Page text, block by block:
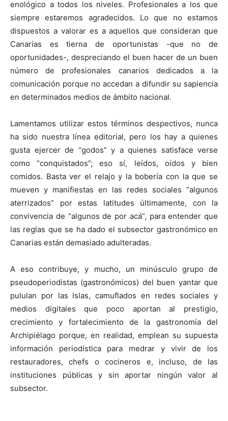
enológico a todos los niveles. Profesionales a los que
siempre estaremos agradecidos. Lo que no estamos
dispuestos a valorar es a aquellos que consideran que
Canarias es tierna de oportunistas -que no de
oportunidades-, despreciando el buen hacer de un buen
número de profesionales canarios dedicados a la
comunicación porque no accedan a difundir su sapiencia
en determinados medios de ámbito nacional.
Lamentamos utilizar estos términos despectivos, nunca
ha sido nuestra línea editorial, pero los hay a quienes
gusta ejercer de “godos” y a quienes satisface verse
como “conquistados”; eso sí, leídos, oídos y bien
comidos. Basta ver el relajo y la bobería con la que se
mueven y manifiestas en las redes sociales “algunos
aterrizados” por estas latitudes últimamente, con la
convivencia de “algunos de por acá”, para entender que
las reglas que se ha dado el subsector gastronómico en
Canarias están demasiado adulteradas.
A eso contribuye, y mucho, un minúsculo grupo de
pseudoperiodistas (gastronómicos) del buen yantar que
pululan por las Islas, camuflados en redes sociales y
medios digitales que poco aportan al prestigio,
crecimiento y fortalecimiento de la gastronomía del
Archipiélago porque, en realidad, emplean su supuesta
información periodística para medrar y vivir de los
restauradores, chefs o cocineros e, incluso, de las
instituciones públicas y sin aportar ningún valor al
subsector.